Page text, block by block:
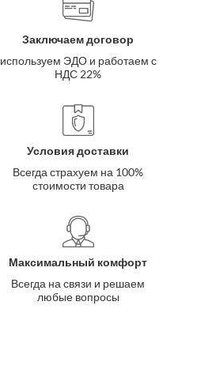
Заключаем договор
используем ЭДО и работаем с
НДС 22%
Условия доставки
Всегда страхуем на 100%
стоимости товара
Максимальный комфорт
Всегда на связи и решаем
любые вопросы